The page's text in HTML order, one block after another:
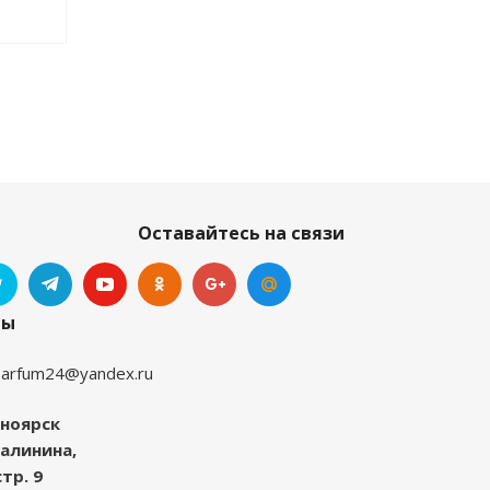
Оставайтесь на связи
9